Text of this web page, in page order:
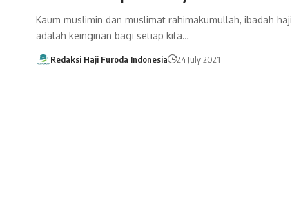
Kaum muslimin dan muslimat rahimakumullah, ibadah haji
adalah keinginan bagi setiap kita…
Redaksi Haji Furoda Indonesia 24 July 2021